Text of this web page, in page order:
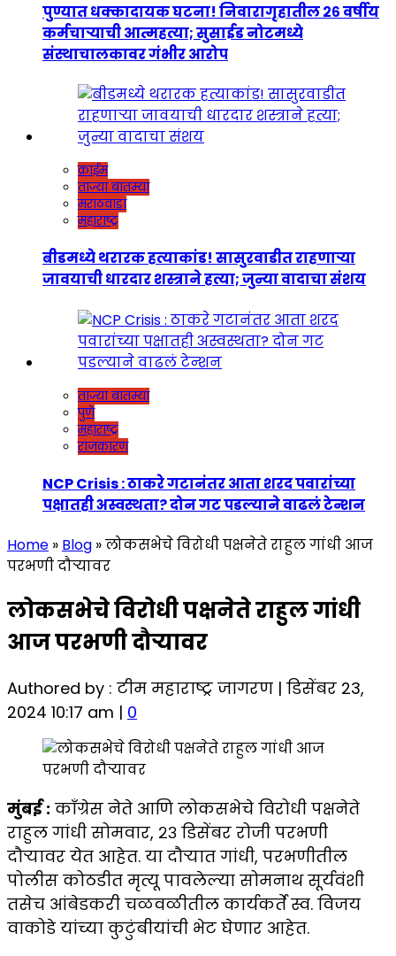
पुण्यात धक्कादायक घटना! निवारागृहातील २६ वर्षीय
कर्मचाऱ्याची आत्महत्या; सुसाईड नोटमध्ये
संस्थाचालकावर गंभीर आरोप
क्राईम
ताज्या बातम्या
मराठवाडा
महाराष्ट्र
बीडमध्ये थरारक हत्याकांड! सासुरवाडीत राहणाऱ्या
जावयाची धारदार शस्त्राने हत्या; जुन्या वादाचा संशय
ताज्या बातम्या
पुणे
महाराष्ट्र
राजकारण
NCP Crisis : ठाकरे गटानंतर आता शरद पवारांच्या
पक्षातही अस्वस्थता? दोन गट पडल्याने वाढलं टेन्शन
Home » Blog »लोकसभेचे विरोधी पक्षनेते राहुल गांधी आज
परभणी दौऱ्यावर
लोकसभेचे विरोधी पक्षनेते राहुल गांधी
आज परभणी दौऱ्यावर
Authored by : टीम महाराष्ट्र जागरण | डिसेंबर 23,
2024 10:17 am | 0
मुंबई : काँग्रेस नेते आणि लोकसभेचे विरोधी पक्षनेते
राहुल गांधी सोमवार, २३ डिसेंबर रोजी परभणी
दौऱ्यावर येत आहेत. या दौऱ्यात गांधी, परभणीतील
पोलीस कोठडीत मृत्यू पावलेल्या सोमनाथ सूर्यवंशी
तसेच आंबेडकरी चळवळीतील कार्यकर्ते स्व. विजय
वाकोडे यांच्या कुटुंबीयांची भेट घेणार आहेत.